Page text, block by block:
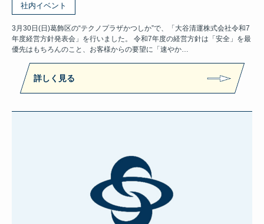
社内イベント
3月30日(日)葛飾区の“テクノプラザかつしか”で、「大谷清運株式会社令和7
年度経営方針発表会」を行いました。 令和7年度の経営方針は「安全」を最
優先はもちろんのこと、お客様からの要望に「速やか…
詳しく見る